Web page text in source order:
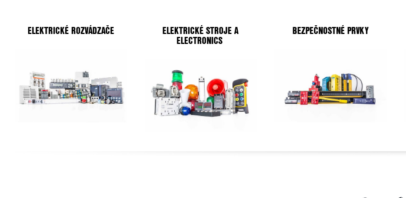
ELEKTRICKÉ ROZVÁDZAČE ELEKTRICKÉ STROJEA
ELECTRONICS
BEZPEČNOSTNÉ PRVKY